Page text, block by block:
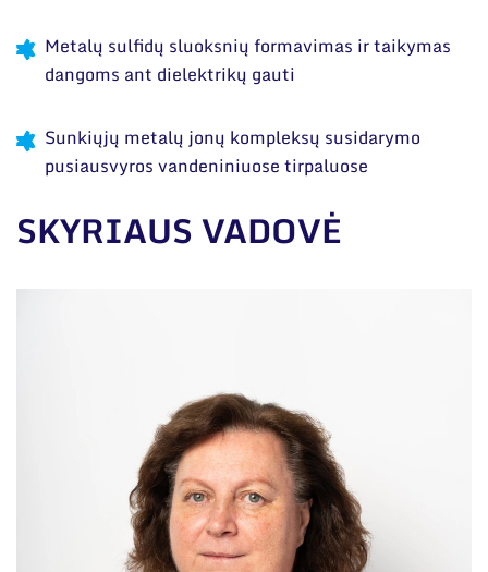
Metalų sulfidų sluoksnių formavimas ir taikymas
dangoms ant dielektrikų gauti
Sunkiųjų metalų jonų kompleksų susidarymo
pusiausvyros vandeniniuose tirpaluose
SKYRIAUS VADOVĖ